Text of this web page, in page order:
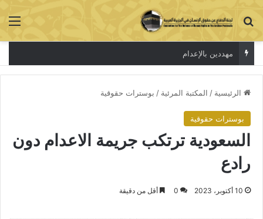
بحث عن
مهددين بالإعدام
الرئيسية / المكتبة المرئية / بوسترات حقوقية
بوسترات حقوقية
السعودية ترتكب جريمة الاعدام دون
رادع
10 أكتوبر، 2023 0 أقل من دقيقة